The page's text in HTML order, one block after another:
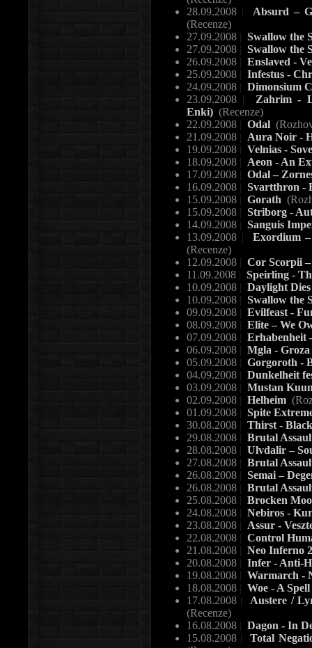
28.09.2008 |
Absurd –
(Recenze)
27.09.2008 | Swallow the
27.09.2008 | Swallow the
26.09.2008 | Enslaved -
25.09.2008 | Infestus -
24.09.2008 | Dimonsium
23.09.2008 |
Zahrim -
Enki) (Recenze)
22.09.2008 | Odal
21.09.2008 | Aura Noir -
19.09.2008 | Velnias -
18.09.2008 | Aeon - An
17.09.2008 | Odal –
16.09.2008 | Svartthron -
15.09.2008 | Gorath
15.09.2008 | Striborg -
14.09.2008 | Sanguis
13.09.2008 |
Exordium
(Recenze)
12.09.2008 | Cor Scorpii
11.09.2008 | Speirling -
10.09.2008 | Daylight
10.09.2008 | Swallow the
09.09.2008 | Evilfeast -
08.09.2008 | Elite – We
07.09.2008 | Erhabenheit
06.09.2008 | Mgla - Groza
05.09.2008 | Gorgoroth -
04.09.2008 | Dunkelheit
03.09.2008 | Mustan
02.09.2008 | Helheim
01.09.2008 | Spite
30.08.2008 | Thirst -
29.08.2008 | Brutal
28.08.2008 | Ulvdalir –
27.08.2008 | Brutal
26.08.2008 | Semai –
26.08.2008 | Brutal
25.08.2008 | Brocken
24.08.2008 | Nebiros -
23.08.2008 | Assur -
22.08.2008 | Control
21.08.2008 | Neo Inferno
20.08.2008 | Infer - Anti-
19.08.2008 | Warmarch -
18.08.2008 | Woe - A
17.08.2008 |
Austere /
(Recenze)
16.08.2008 | Dagon - In
15.08.2008 |
Total